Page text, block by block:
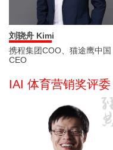
刘骁舟 Kimi
携程集团COO、猫途鹰中国
CEO
IAI 体育营销奖评委